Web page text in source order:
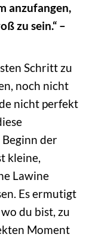
anzufangen,
zu sein.“ –
Schritt zu
noch nicht
nicht perfekt
Beginn der
kleine,
Lawine
Es ermutigt
du bist, zu
Moment